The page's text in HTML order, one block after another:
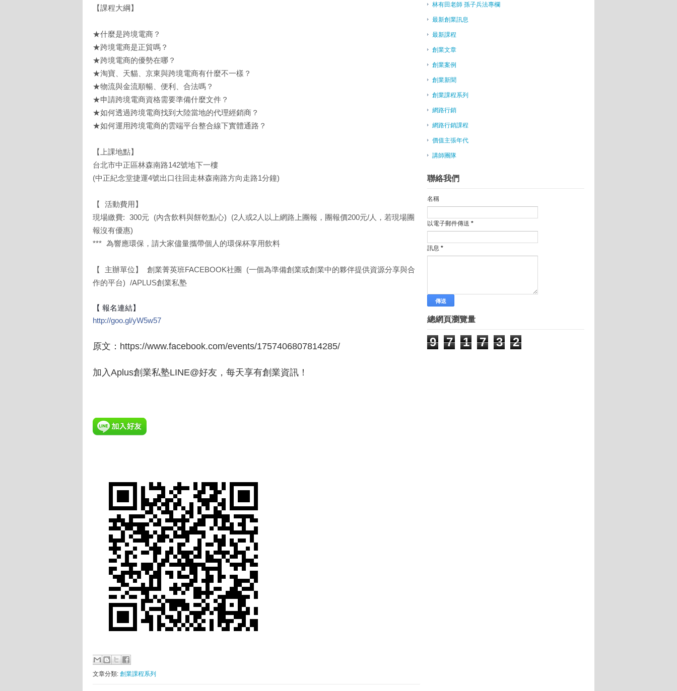
跟老闆臉色說拜拜 創業媒合平台會員暴增
女巫圓夢 吳幸珊：想做全世界就會幫妳
文創業淘金熱 7大產業爭鳴
逆勢創業3大機會：觀光．銀髮．食安
陸留學生創App 助華人學道地英文
第三方支付大亂鬥 年底見真章
空總創新基地引進文創 更添藝文氣息
美國科技行業奧斯卡：年度最佳CEO扎克伯格
台裔美僑創業遛狗 一年賺進330萬
想學創業？來Snapchat上來聽Justin.tv創辦人上課！
三位電子業員工放棄百萬年薪加入新創，因為喜歡自己的工作比較重要！
百羊文創藝術展 青創基地BIG O2歡喜羊羊萌翻天
【女孩兒的創業故事】果醬女孩陳沛蓉 傳遞美味與感動
清大學生創業 用廚餘堆肥活化土壤
職場達人－瑞擎數位總經理 王騰嶽讓資料變鈔票 創業攻大數據市場
空姐轉做寶寶食品 闖出一片天
行銷最錢線／情感化品牌 引爆購買力
【課程大綱】
★什麼是跨境電商？
★跨境電商是正貿嗎？
★跨境電商的優勢在哪？
★淘寶、天貓、京東與跨境電商有什麼不一樣？
★物流與金流順暢、便利、合法嗎？
★申請跨境電商資格需要準備什麼文件？
★如何透過跨境電商找到大陸當地的代理經銷商？
★如何運用跨境電商的雲端平台整合線下實體通路？
【上課地點】
台北市中正區林森南路142號地下一樓
(中正紀念堂捷運4號出口往回走林森南路方向走路1分鐘)
【 活動費用】
現場繳費: 300元 (內含飲料與餅乾點心) (2人或2人以上網路上團報，團報價200元/人，若現場團
報沒有優惠)
*** 為響應環保，請大家儘量攜帶個人的環保杯享用飲料
【 主辦單位】 創業菁英班FACEBOOK社團 (一個為準備創業或創業中的夥伴提供資源分享與合
作的平台) /APLUS創業私塾
【 報名連結】
http://goo.gl/yW5w57
原文：https://www.facebook.com/events/1757406807814285/
加入Aplus創業私塾LINE@好友，每天享有創業資訊！
文章分類: 創業課程系列
林有田老師 孫子兵法專欄
最新創業訊息
最新課程
創業文章
創業案例
創業新聞
創業課程系列
網路行銷
網路行銷課程
價值主張年代
講師團隊
聯絡我們
名稱
以電子郵件傳送 *
訊息 *
總網頁瀏覽量
9 7 1 7 3 2